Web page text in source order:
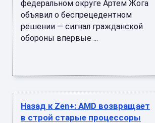
федеральном округе Артем Жога
объявил о беспрецедентном
решении — сигнал гражданской
обороны впервые ...
Назад к Zen+: AMD возвращает
в строй старые процессоры